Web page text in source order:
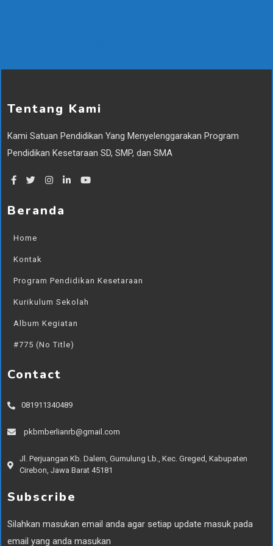
Tentang Kami
Kami Satuan Pendidikan Yang Menyelenggarakan Program
Pendidikan Kesetaraan SD, SMP, dan SMA
Beranda
Home
Kontak
Program Pendidikan Kesetaraan
Kurikulum Sekolah
Album Kegiatan
#775 (no Title)
Contact
081911340489
pkbmberlianrb@gmail.com
Jl. Perjuangan Kb. Dalem, Gumulung Lb., Kec. Greged, Kabupaten
Cirebon, Jawa Barat 45181
Subscribe
Silahkan masukan email anda agar setiap update masuk pada
email yang anda masukan